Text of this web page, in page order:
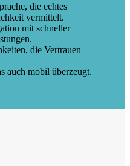
die echtes
vermittelt.
mit schneller
die Vertrauen
auch mobil überzeugt.